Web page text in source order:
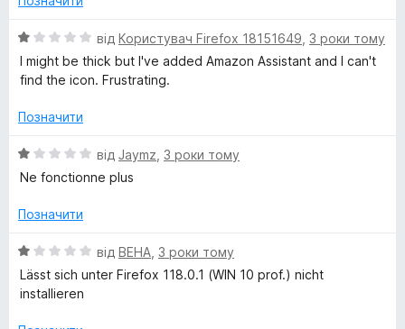
s
t
a
n
t
f
o
з
5
О
ц
к
1
з
від Користувач Firefox 18151649 3 роки тому
I might be thick but I've added Amazon Assistant and I can't
find the icon. Frustrating.
Позначити
О
ц
н
а
1
з
від Jaymz 3 роки тому
Ne fonctionne plus
Позначити
О
ц
від BEHA 3 роки тому
Lässt sich unter Firefox 118.0.1 (WIN 10 prof.) nicht
installieren